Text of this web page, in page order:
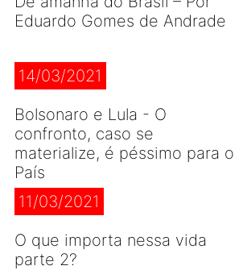
Eduardo Gomes de Andrade
14/03/2021
Bolsonaro e Lula - O
confronto, caso se
materialize, é péssimo para o
País
11/03/2021
O que importa nessa vida
parte 2?